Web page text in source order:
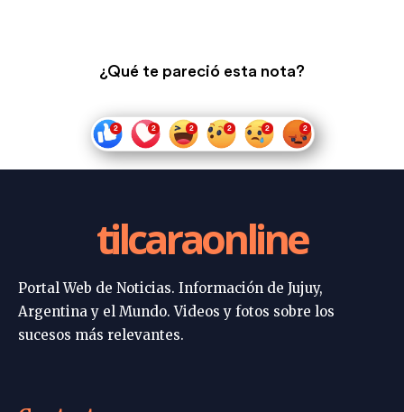
¿Qué te pareció esta nota?
tilcaraonline
Portal Web de Noticias. Información de Jujuy,
Argentina y el Mundo. Videos y fotos sobre los
sucesos más relevantes.